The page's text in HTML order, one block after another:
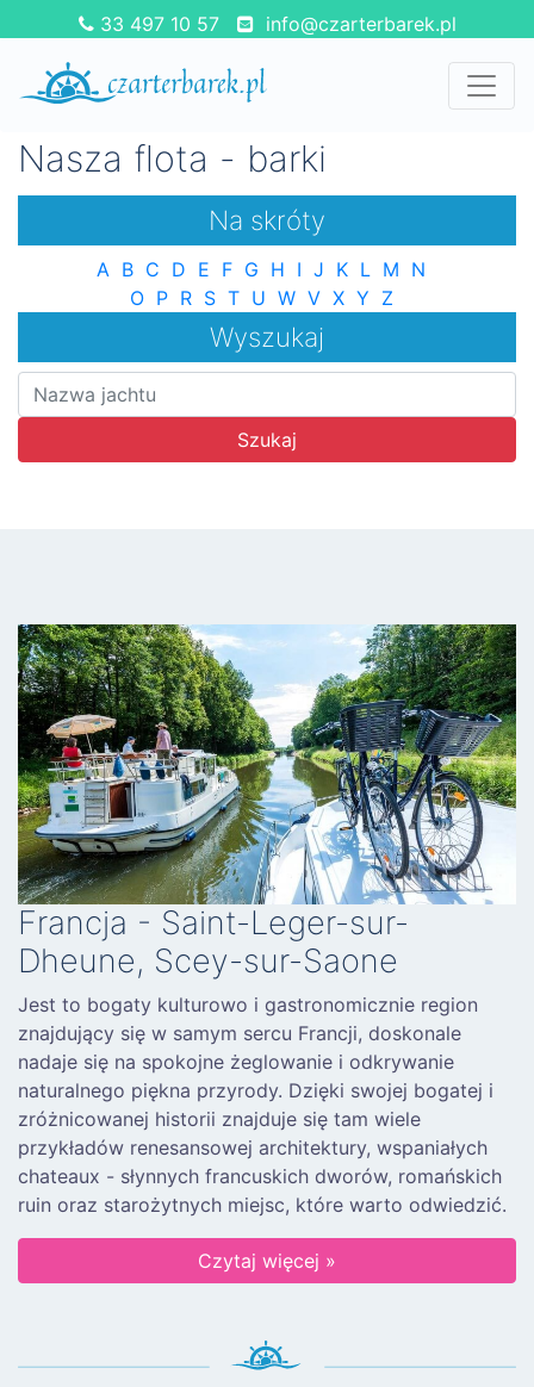
33 497 10 57 info@czarterbarek.pl
Nasza flota - barki
Na skróty
A B C D E F G H I J K L M N
O P R S T U W V X Y Z
Wyszukaj
Szukaj
Francja - Saint-Leger-sur-
Dheune, Scey-sur-Saone
Jest to bogaty kulturowo i gastronomicznie region
znajdujący się w samym sercu Francji, doskonale
nadaje się na spokojne żeglowanie i odkrywanie
naturalnego piękna przyrody. Dzięki swojej bogatej i
zróżnicowanej historii znajduje się tam wiele
przykładów renesansowej architektury, wspaniałych
chateaux - słynnych francuskich dworów, romańskich
ruin oraz starożytnych miejsc, które warto odwiedzić.
Czytaj więcej »